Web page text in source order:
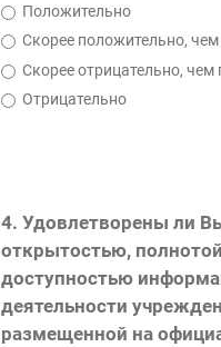
Положительно
Скорее положительно,
Скорее отрицательно,
Отрицательно
4. Удовлетворены ли
открытостью,
доступностью
деятельности
размещенной на